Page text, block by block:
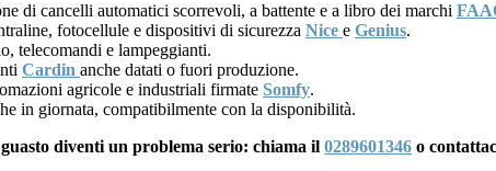
di cancelli automatici scorrevoli, a battente e a libro dei marchi
fotocellule e dispositivi di sicurezza Nice e Genius.
telecomandi e lampeggianti.
Cardin anche datati o fuori produzione.
agricole e industriali firmate Somfy.
in giornata, compatibilmente con la disponibilità.
diventi un problema serio: chiama il 0289601346 o